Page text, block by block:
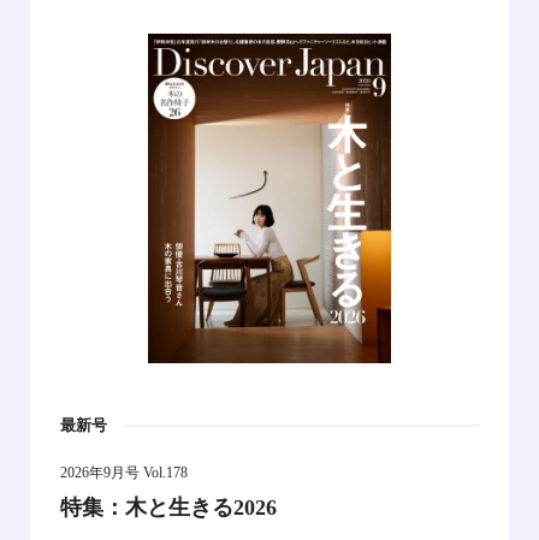
最新号
2026年9月号 Vol.178
特集：木と生きる2026